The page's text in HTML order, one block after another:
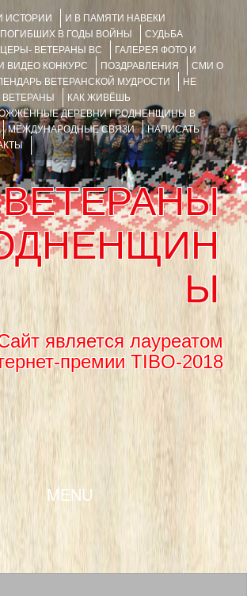
ИСТОРИИ
И В ПАМЯТИ НАВЕКИ
В ГОДЫ ВОЙНЫ
СУДЬБА
ВЕТЕРАНЫ ВС
ГАЛЕРЕЯ ФОТО И
ВИДЕО КОНКУРС ПОЗДРАВЛЕНИЯ
СМИ О
ВЕТЕРАНСКОЙ МУДРОСТИ
НЕ
КАК ЖИВЁШЬ
ДЕРЕВНИ ГРОДНЕНЩИНЫ В
МЕЖДУНАРОДНЫЕ СВЯЗИ
НАПИСАТЬ
ВЕТЕРАНЫ
Ы
является лауреатом
премии TIBO-2018
MENU